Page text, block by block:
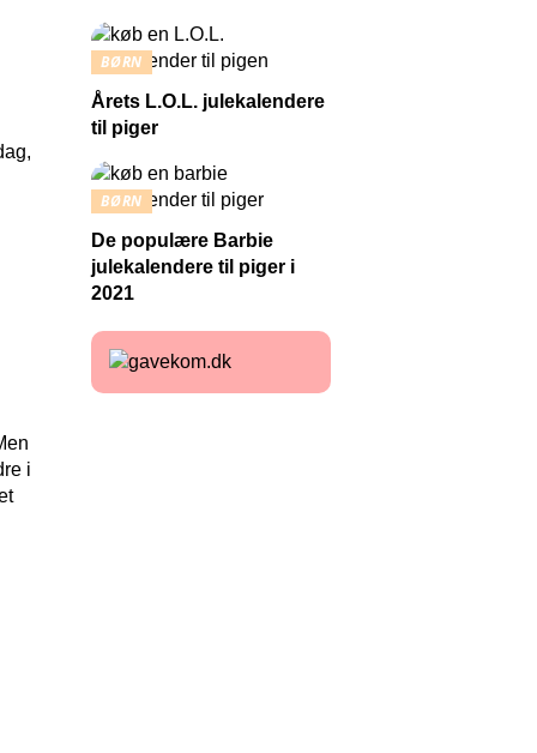
i
BØRN
Årets L.O.L. julekalendere
til piger
BØRN
De populære Barbie
julekalendere til piger i
2021